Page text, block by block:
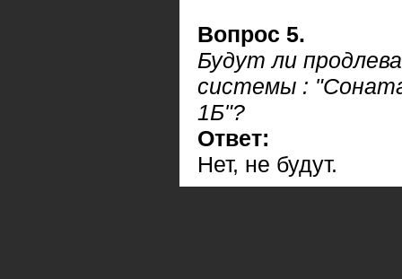
Вопрос 5.
Будут ли
системы :
1Б"?
Ответ:
Нет, не будут.